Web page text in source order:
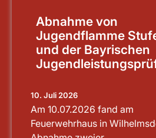
Abnahme von
Jugendflamme
und der Bayrischen
10. Juli 2026
Am 10.07.2026 fand am
Feuerwehrhaus in